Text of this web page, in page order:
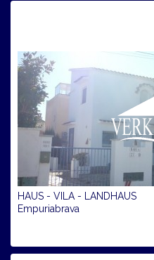
HAUS - VILA - LANDHAUS
Empuriabrava